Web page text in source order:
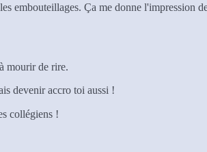
embouteillages. Ça me donne l'impression
mourir de rire.
devenir accro toi aussi !
collégiens !